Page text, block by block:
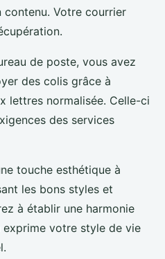
Votre courrier
de poste, vous avez
des colis grâce à
lettres normalisée. Celle-ci
des services
touche esthétique à
les bons styles et
à établir une harmonie
exprime votre style de vie